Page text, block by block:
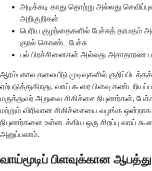
அடிக்கடி காது தொற்று அல்லது
அறிகுறிகள்
பெரிய குழந்தைகளில் பேச்சுத் தாமதம்
குரல் கொண்ட பேச்சு
பல் பிரச்சினைகள் அல்லது அசாதாரண
ஆரம்பகால தலையீடு முடிவுகளில்
ஏற்படுத்துகிறது. வாய் கூரை பிளவு
மருத்துவர் அறுவை சிகிச்சை நிபுணர்கள்,
மற்றும் விரிவான சிகிச்சையை வழங்க ஒன்றாக
நிபுணர்களை உள்ளடக்கிய ஒரு சிறப்பு வாய்
அனுப்பலாம்.
வாய்மூடிப் பிளவுக்கான